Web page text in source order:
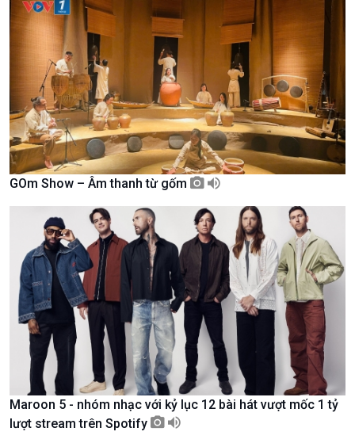
Chính trị
Tin Chính trị
Chính phủ với người dân
Quốc hội với cử tri
Xây dựng đảng
Đảng trong cuộc sống
Nhận diện sự thật
Pháp luật và đời sống
Thế giới
Tin thế giới
Vấn đề quốc tế
Hồ sơ sự kiện quốc tế
Thế giới & Việt Nam
Biên cương - Một dải vững
bền
GOm Show – Âm thanh từ gốm
Maroon 5 - nhóm nhạc với kỷ lục 12 bài hát vượt mốc 1 tỷ
lượt stream trên Spotify